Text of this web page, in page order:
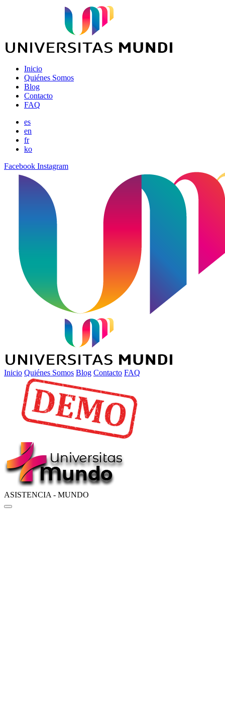
Inicio
Quiénes Somos
Blog
Contacto
FAQ
es
en
fr
ko
Facebook Instagram
Inicio Quiénes Somos Blog Contacto FAQ
ASISTENCIA - MUNDO